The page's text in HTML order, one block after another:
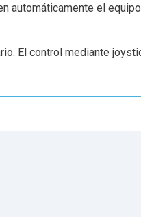
automáticamente el
El control mediante